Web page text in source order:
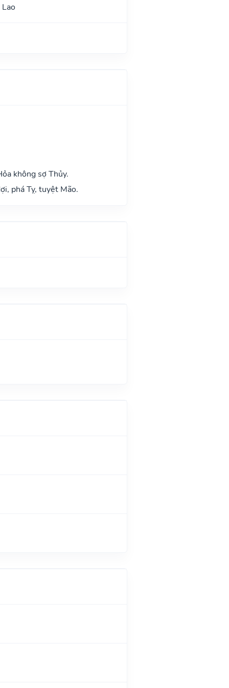
không sợ Thủy.
phá Tỵ, tuyệt Mão.